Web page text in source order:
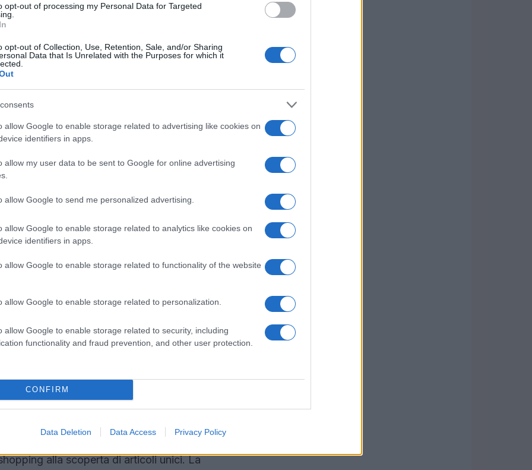
opt-out of processing my Personal Data for Targeted
opt-out of Collection, Use, Retention, Sale, and/or Sharing
Data that Is Unrelated with the Purposes for which it
allow Google to enable storage related to advertising like cookies on
identifiers in apps.
allow my user data to be sent to Google for online advertising
allow Google to send me personalized advertising.
allow Google to enable storage related to analytics like cookies on
identifiers in apps.
allow Google to enable storage related to functionality of the website
allow Google to enable storage related to personalization.
allow Google to enable storage related to security, including
functionality and fraud prevention, and other user protection.
CONFIRM
Data Deletion Data Access Privacy Policy
lusso second-hand
ha avuto un ruolo cruciale
second-hand, in particolare nel settore del
persone che rivendono i loro articoli lo fa
ha portato a un’evoluzione del
su articoli di alta gamma, garantendo
Questo ha attratto un numero crescente
e di valore.
peculiarità
Gli italiani tendono a vendere più di quanto
mercati come Francia e Germania. Questo
italiani per la moda, ma anche la loro
di alta qualità. La piattaforma ha creato un
di nicchia possono emergere e trovare il
unica
tra il digitale e il fisico è stato l’evento “The
evento ha permesso ai partecipanti di
e creator di moda, offrendo un’esperienza
alla scoperta di articoli unici. La